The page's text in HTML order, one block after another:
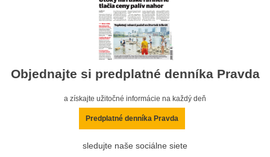
Objednajte si predplatné denníka Pravda
a získajte užitočné informácie na každý deň
Predplatné denníka Pravda
sledujte naše sociálne siete